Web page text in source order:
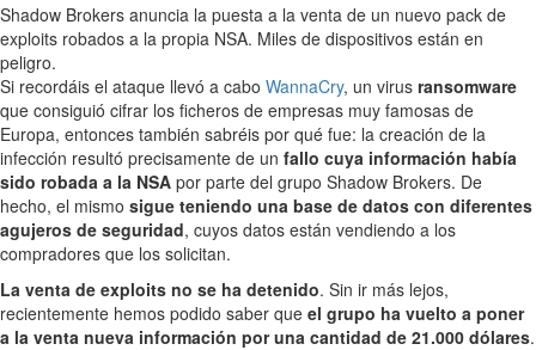
Shadow Brokers anuncia la puesta a la venta de un nuevo pack de
exploits robados a la propia NSA. Miles de dispositivos están en
peligro.
Si recordáis el ataque llevó a cabo WannaCry, un virus ransomware
que consiguió cifrar los ficheros de empresas muy famosas de
Europa, entonces también sabréis por qué fue: la creación de la
infección resultó precisamente de un fallo cuya información había
sido robada a la NSA por parte del grupo Shadow Brokers. De
hecho, el mismo sigue teniendo una base de datos con diferentes
agujeros de seguridad, cuyos datos están vendiendo a los
compradores que los solicitan.
La venta de exploits no se ha detenido. Sin ir más lejos,
recientemente hemos podido saber que el grupo ha vuelto a poner
a la venta nueva información por una cantidad de 21.000 dólares.